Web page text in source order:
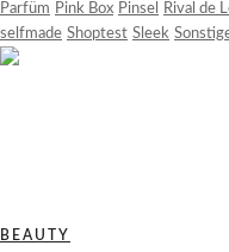
Parfüm Pink Box Pinsel Rival de
selfmade Shoptest Sleek
BEAUTY